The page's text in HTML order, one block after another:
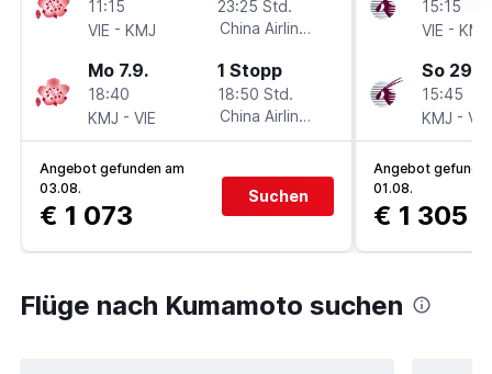
11:15
VIE - KMJ
23:25 Std.
China Airlines
Mo 7.9.
18:40
KMJ - VIE
1 Stopp
18:50 Std.
China Airlines
Angebot gefunden am
03.08.
€ 1 073
Suchen
15:15
VIE - KMJ
So
15:45
KMJ - VIE
Angebot
01.08.
€ 1 305
Flüge nach Kumamoto suchen